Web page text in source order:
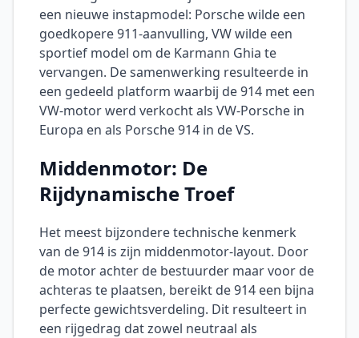
een nieuwe instapmodel: Porsche wilde een
goedkopere 911-aanvulling, VW wilde een
sportief model om de Karmann Ghia te
vervangen. De samenwerking resulteerde in
een gedeeld platform waarbij de 914 met een
VW-motor werd verkocht als VW-Porsche in
Europa en als Porsche 914 in de VS.
Middenmotor: De
Rijdynamische Troef
Het meest bijzondere technische kenmerk
van de 914 is zijn middenmotor-layout. Door
de motor achter de bestuurder maar voor de
achteras te plaatsen, bereikt de 914 een bijna
perfecte gewichtsverdeling. Dit resulteert in
een rijgedrag dat zowel neutraal als